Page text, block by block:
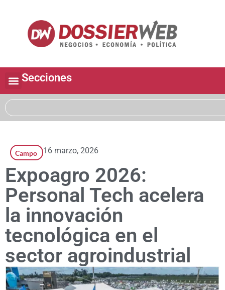
Secciones
Campo 16 marzo, 2026
Expoagro 2026:
Personal Tech acelera
la innovación
tecnológica en el
sector agroindustrial